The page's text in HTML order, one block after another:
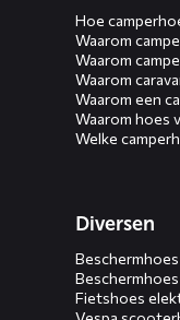
Hoe
Waarom
Waarom
Waarom
Waarom een
Waarom hoes
Welke
Diversen
Fietshoes